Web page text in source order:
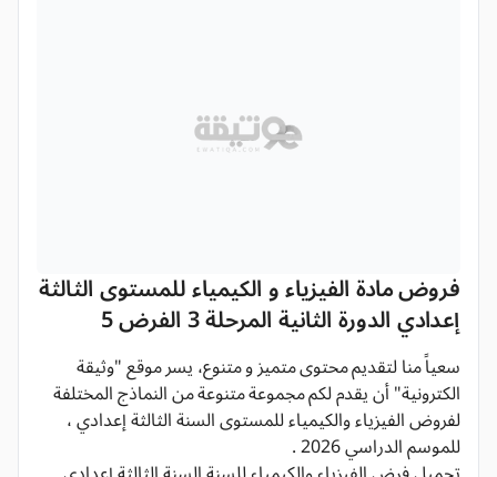
فروض مادة الفيزياء و الكيمياء للمستوى الثالثة
إعدادي الدورة الثانية المرحلة 3 الفرض 5
سعياً منا لتقديم محتوى متميز و متنوع، يسر موقع "وثيقة
الكترونية" أن يقدم لكم مجموعة متنوعة من النماذج المختلفة
لفروض الفيزياء والكيمياء للمستوى السنة الثالثة إعدادي ،
للموسم الدراسي 2026 .